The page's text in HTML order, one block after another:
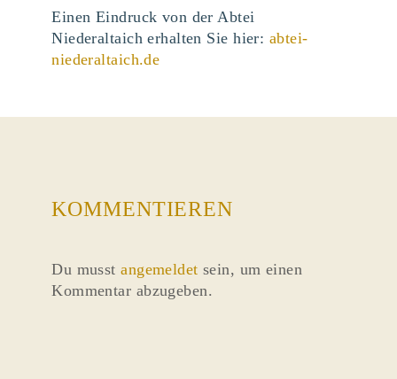
Einen Eindruck von der Abtei
Niederaltaich erhalten Sie hier: abtei-
niederaltaich.de
KOMMENTIEREN
Du musstangemeldet sein, um einen
Kommentar abzugeben.